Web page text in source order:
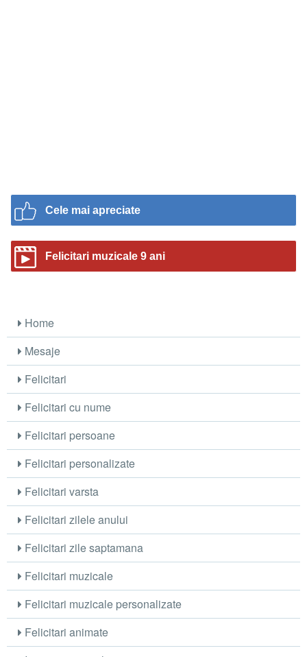
Cele mai apreciate
Felicitari muzicale 9 ani
Home
Mesaje
Felicitari
Felicitari cu nume
Felicitari persoane
Felicitari personalizate
Felicitari varsta
Felicitari zilele anului
Felicitari zile saptamana
Felicitari muzicale
Felicitari muzicale personalizate
Felicitari animate